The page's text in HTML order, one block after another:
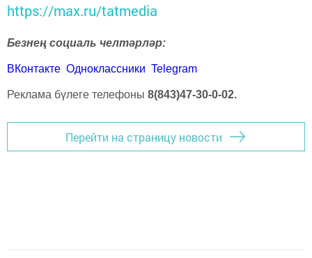
https://max.ru/tatmedia
Безнең социаль челтәрләр:
ВКонтакте Одноклассники Telegram
Реклама бүлеге телефоны 8(843)47-30-0-02.
Перейти на страницу новости